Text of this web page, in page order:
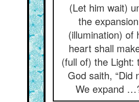
(Let him wait)
the expansion
(illumination) of
heart shall
(full of) the Light:
God saith, “Did
We expand